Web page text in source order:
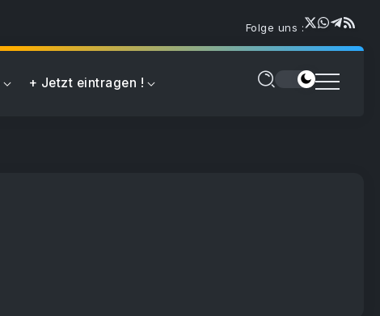
Folge uns :
+ Jetzt eintragen !